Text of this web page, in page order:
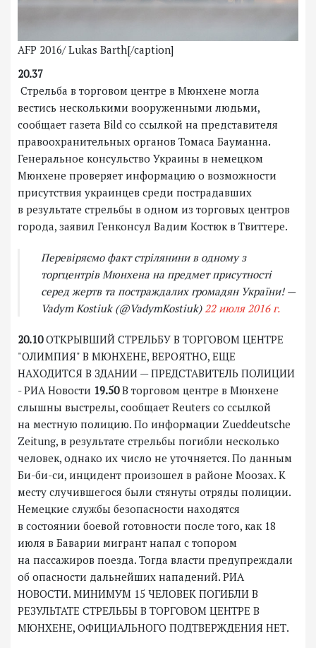
AFP 2016/ Lukas Barth[/caption]
20.37
Стрельба в торговом центре в Мюнхене могла
вестись несколькими вооруженными людьми,
сообщает газета Bild со ссылкой на представителя
правоохранительных органов Томаса Бауманна.
Генеральное консульство Украины в немецком
Мюнхене проверяет информацию о возможности
присутствия украинцев среди пострадавших
в результате стрельбы в одном из торговых центров
города, заявил Генконсул Вадим Костюк в Твиттере.
Перевіряємо факт стрілянини в одному з
торгцентрів Мюнхена на предмет присутності
серед жертв та постраждалих громадян України! —
Vadym Kostiuk (@VadymKostiuk)22 июля 2016 г.
20.10ОТКРЫВШИЙ СТРЕЛЬБУ В ТОРГОВОМ ЦЕНТРЕ
"ОЛИМПИЯ" В МЮНХЕНЕ, ВЕРОЯТНО, ЕЩЕ
НАХОДИТСЯ В ЗДАНИИ — ПРЕДСТАВИТЕЛЬ ПОЛИЦИИ
- РИА Новости 19.50В торговом центре в Мюнхене
слышны выстрелы, сообщает Reuters со ссылкой
на местную полицию. По информации Zueddeutsche
Zeitung, в результате стрельбы погибли несколько
человек, однако их число не уточняется. По данным
Би-би-си, инцидент произошел в районе Моозах. К
месту случившегося были стянуты отряды полиции.
Немецкие службы безопасности находятся
в состоянии боевой готовности после того, как 18
июля в Баварии мигрант напал с топором
на пассажиров поезда. Тогда власти предупреждали
об опасности дальнейших нападений. РИА
НОВОСТИ. МИНИМУМ 15 ЧЕЛОВЕК ПОГИБЛИ В
РЕЗУЛЬТАТЕ СТРЕЛЬБЫ В ТОРГОВОМ ЦЕНТРЕ В
МЮНХЕНЕ, ОФИЦИАЛЬНОГО ПОДТВЕРЖДЕНИЯ НЕТ.